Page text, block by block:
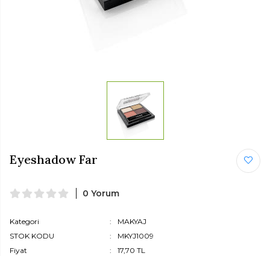
Eyeshadow Far
0 Yorum
Kategori
MAKYAJ
STOK KODU
MKYJ1009
Fiyat
17,70 TL